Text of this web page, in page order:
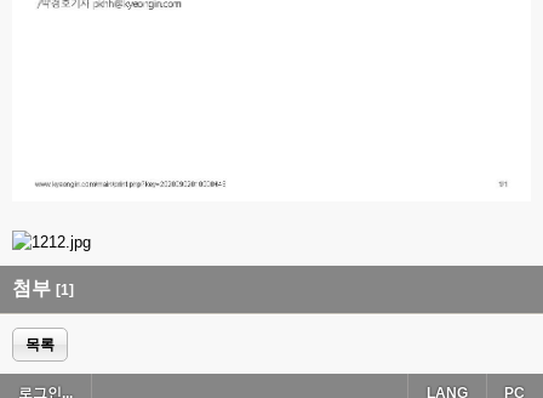
첨부 [1]
목록
로그인... PC
LANG